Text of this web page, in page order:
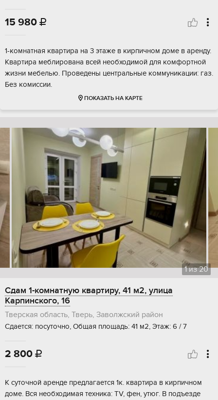
15 980 
1-комнатная квартира на 3 этаже в кирпичном доме в аренду.
Квартира меблирована всей необходимой для комфортной
жизни мебелью. Проведены центральные коммуникации: газ.
Без комиссии.
ПОКАЗАТЬ НА КАРТЕ
1из20
Сдам 1-комнатную квартиру, 41 м2, улица
Карпинского, 16
Тверская область, Тверь, Заволжский район
Сдается: посуточно, Общая площадь: 41 м2, Этаж: 6 / 7
2 800 
К суточной аренде предлагается 1к. квартира в кирпичном
доме. Вся необходимая техника: TV, фен, утюг. В подъезде